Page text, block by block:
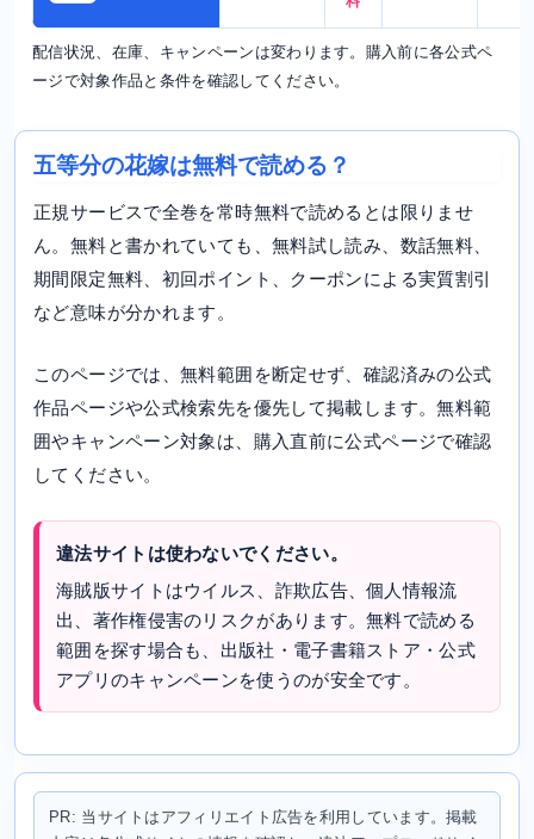
配信状況、在庫、キャンペーンは変わります。購入前に各公式ペ
ージで対象作品と条件を確認してください。
五等分の花嫁は無料で読める？
正規サービスで全巻を常時無料で読めるとは限りませ
ん。無料と書かれていても、無料試し読み、数話無料、
期間限定無料、初回ポイント、クーポンによる実質割引
など意味が分かれます。
このページでは、無料範囲を断定せず、確認済みの公式
作品ページや公式検索先を優先して掲載します。無料範
囲やキャンペーン対象は、購入直前に公式ページで確認
してください。
違法サイトは使わないでください。
海賊版サイトはウイルス、詐欺広告、個人情報流
出、著作権侵害のリスクがあります。無料で読める
範囲を探す場合も、出版社・電子書籍ストア・公式
アプリのキャンペーンを使うのが安全です。
PR: 当サイトはアフィリエイト広告を利用しています。掲載